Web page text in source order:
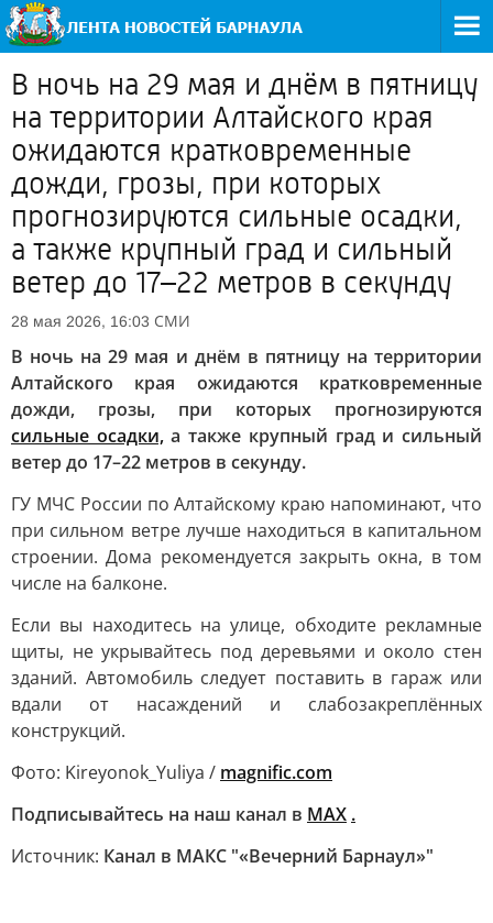
В ночь на 29 мая и днём в пятницу
на территории Алтайского края
ожидаются кратковременные
дожди, грозы, при которых
прогнозируются сильные осадки,
а также крупный град и сильный
ветер до 17–22 метров в секунду
28 мая 2026, 16:03 СМИ
В ночь на 29 мая и днём в пятницу на территории
Алтайского края ожидаются кратковременные
дожди, грозы, при которых прогнозируются
сильные осадки,а также крупный град и сильный
ветер до 17–22 метров в секунду.
ГУ МЧС России по Алтайскому краю напоминают, что
при сильном ветре лучше находиться в капитальном
строении. Дома рекомендуется закрыть окна, в том
числе на балконе.
Если вы находитесь на улице, обходите рекламные
щиты, не укрывайтесь под деревьями и около стен
зданий. Автомобиль следует поставить в гараж или
вдали от насаждений и слабозакреплённых
конструкций.
Фото: Kireyonok_Yuliya / magnific.com
Подписывайтесь на наш канал в МАХ .
Источник: Канал в МАКС "«Вечерний Барнаул»"